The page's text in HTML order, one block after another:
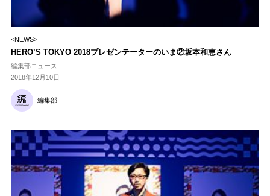
<NEWS>
HERO’S TOKYO 2018プレゼンテーターのいま②坂本和恵さん
編集部ニュース
2018年12月10日
編集部